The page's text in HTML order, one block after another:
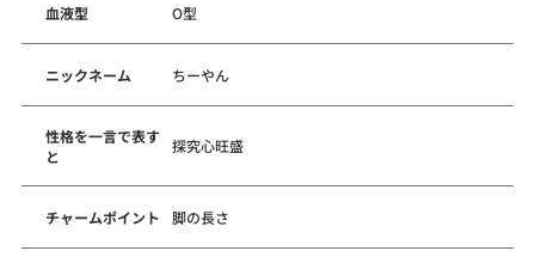
血液型 O型
ニックネーム ちーやん
性格を一言で表す
と
探究心旺盛
チャームポイント 脚の長さ